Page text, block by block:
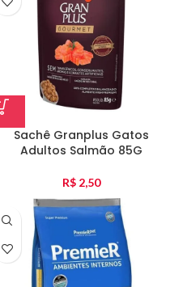
Sachê Granplus Gatos
Adultos Salmão 85G
R$ 2,50